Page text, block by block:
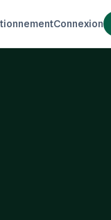
Connexion